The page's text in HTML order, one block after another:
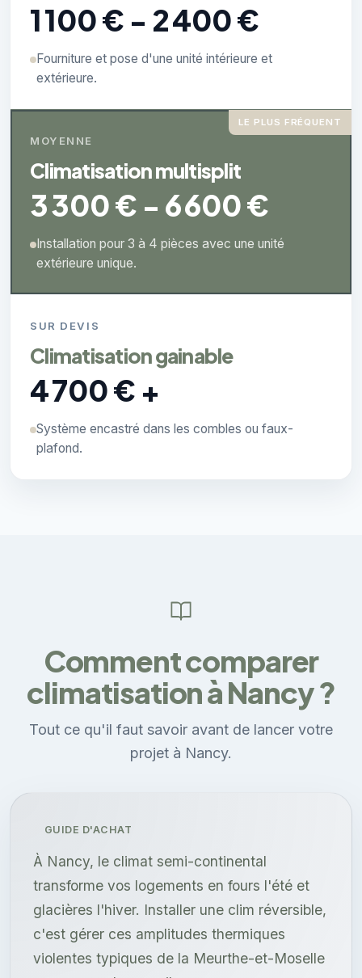
1 100 € - 2 400 €
Fourniture et pose d'une unité intérieure et
extérieure.
LE PLUS FRÉQUENT
MOYENNE
Climatisation multisplit
3 300 € - 6 600 €
Installation pour 3 à 4 pièces avec une unité
extérieure unique.
SUR DEVIS
Climatisation gainable
4 700 € +
Système encastré dans les combles ou faux-
plafond.
Comment comparer
climatisation à Nancy ?
Tout ce qu'il faut savoir avant de lancer votre
projet à Nancy.
GUIDE D'ACHAT
À Nancy, le climat semi-continental
transforme vos logements en fours l'été et
glacières l'hiver. Installer une clim réversible,
c'est gérer ces amplitudes thermiques
violentes typiques de la Meurthe-et-Moselle